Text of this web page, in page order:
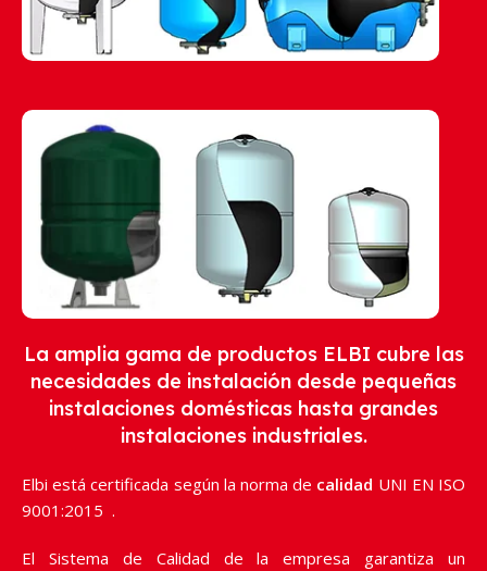
La amplia gama de productos ELBI cubre las
necesidades de instalación desde pequeñas
instalaciones domésticas hasta grandes
instalaciones industriales.
Elbi está certificada según la norma de calidad UNI EN ISO
9001:2015 .
El Sistema de Calidad de la empresa garantiza un